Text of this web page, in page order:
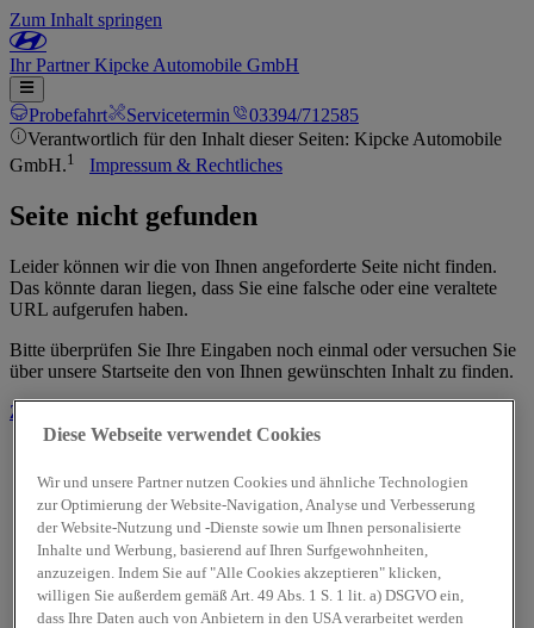
Zum Inhalt springen
IhrPartnerKipcke Automobile GmbH
Probefahrt Servicetermin
03394/712585
Verantwortlich für den Inhalt dieser Seiten: Kipcke Automobile
GmbH.1 Impressum & Rechtliches
Seite nicht gefunden
Leider können wir die von Ihnen angeforderte Seite nicht finden.
Das könnte daran liegen, dass Sie eine falsche oder eine veraltete
URL aufgerufen haben.
Bitte überprüfen Sie Ihre Eingaben noch einmal oder versuchen Sie
über unsere Startseite den von Ihnen gewünschten Inhalt zu finden.
Zur Startseite
Diese Webseite verwendet Cookies
Wir und unsere Partner nutzen Cookies und ähnliche Technologien
zur Optimierung der Website-Navigation, Analyse und Verbesserung
der Website-Nutzung und -Dienste sowie um Ihnen personalisierte
Inhalte und Werbung, basierend auf Ihren Surfgewohnheiten,
anzuzeigen. Indem Sie auf "Alle Cookies akzeptieren" klicken,
willigen Sie außerdem gemäß Art. 49 Abs. 1 S. 1 lit. a) DSGVO ein,
dass Ihre Daten auch von Anbietern in den USA verarbeitet werden